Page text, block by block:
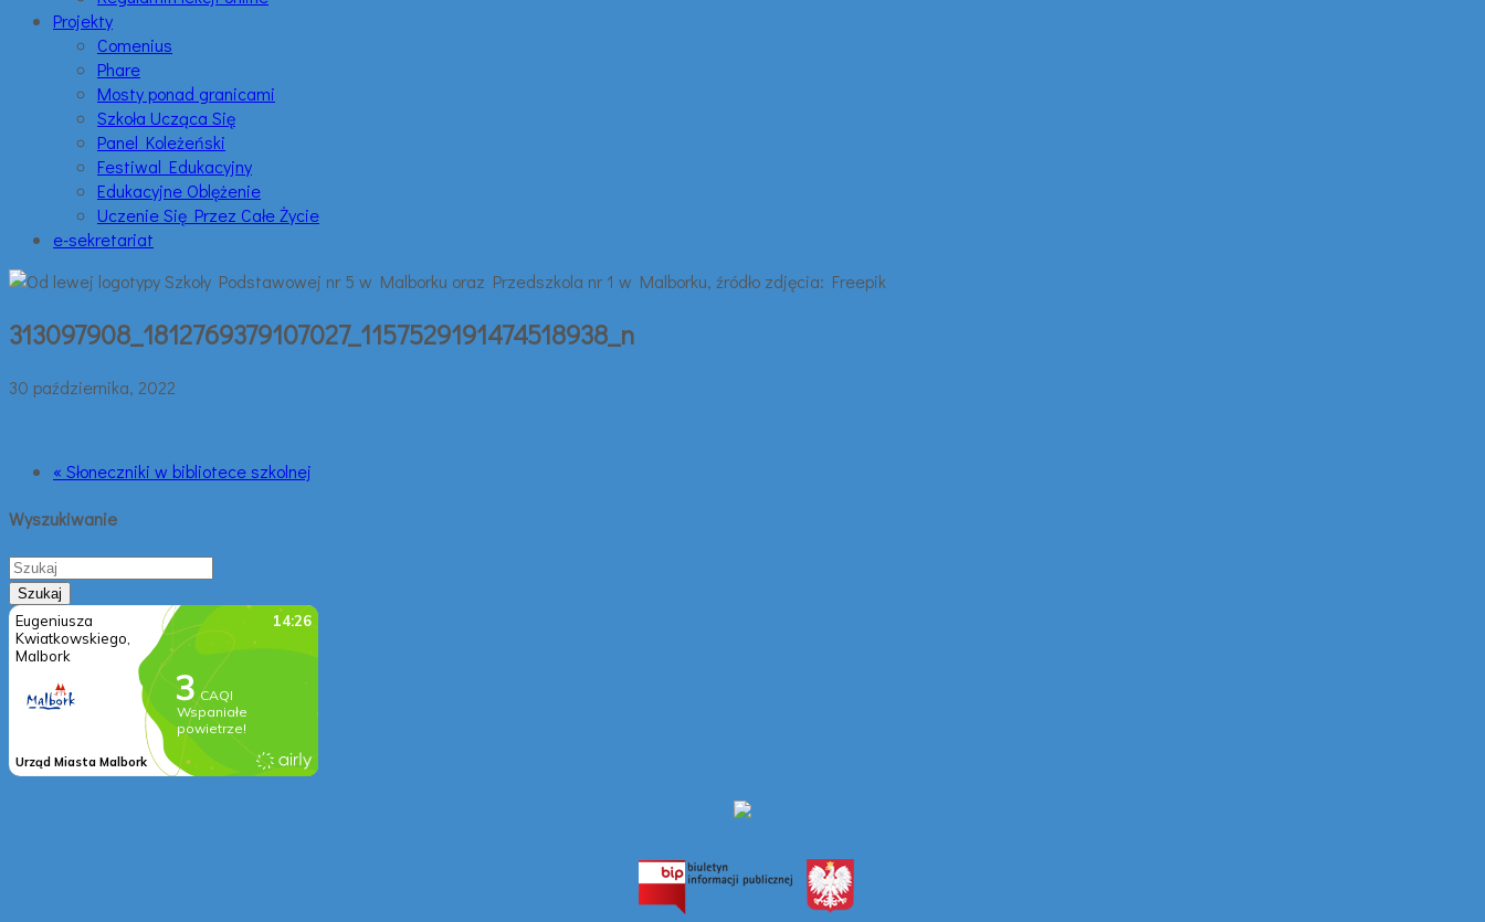
Projekty
Comenius
Phare
Mosty ponad granicami
Szkoła Ucząca Się
Panel Koleżeński
Festiwal Edukacyjny
Edukacyjne Oblężenie
Uczenie Się Przez Całe Życie
e-sekretariat
313097908_1812769379107027_1157529191474518938_n
30 października, 2022
« Słoneczniki w bibliotece szkolnej
Wyszukiwanie